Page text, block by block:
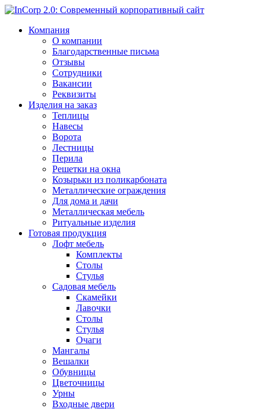
Компания
О компании
Благодарственные письма
Отзывы
Сотрудники
Вакансии
Реквизиты
Изделия на заказ
Теплицы
Навесы
Ворота
Лестницы
Перила
Решетки на окна
Козырьки из поликарбоната
Металлические ограждения
Для дома и дачи
Металлическая мебель
Ритуальные изделия
Готовая продукция
Лофт мебель
Комплекты
Столы
Стулья
Садовая мебель
Скамейки
Лавочки
Столы
Стулья
Очаги
Мангалы
Вешалки
Обувницы
Цветочницы
Урны
Входные двери